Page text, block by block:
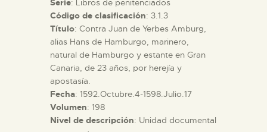
█
EL MUSEO
COLECCIONES
Serie: Libros de penitenciados
Código de clasificación: 3.1.3
Título: Contra Juan de Yerbes Amburg,
alias Hans de Hamburgo, marinero,
natural de Hamburgo y estante en Gran
Canaria, de 23 años, por herejía y
apostasía.
Fecha: 1592.Octubre.4-1598.Julio.17
Volumen: 198
Nivel de descripción: Unidad documental